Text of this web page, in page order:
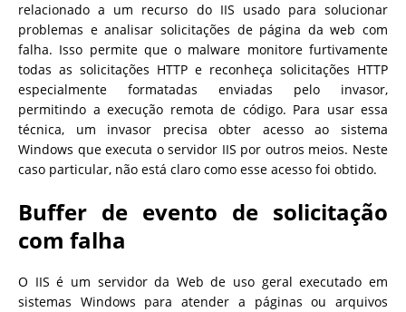
relacionado a um recurso do IIS usado para solucionar
problemas e analisar solicitações de página da web com
falha. Isso permite que o malware monitore furtivamente
todas as solicitações HTTP e reconheça solicitações HTTP
especialmente formatadas enviadas pelo invasor,
permitindo a execução remota de código. Para usar essa
técnica, um invasor precisa obter acesso ao sistema
Windows que executa o servidor IIS por outros meios. Neste
caso particular, não está claro como esse acesso foi obtido.
Buffer de evento de solicitação
com falha
O IIS é um servidor da Web de uso geral executado em
sistemas Windows para atender a páginas ou arquivos